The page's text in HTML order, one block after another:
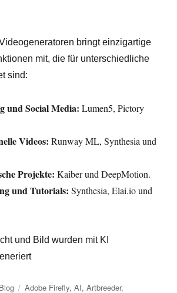
bringt einzigartige
mit, die für unterschiedliche
sind:
und Social Media: Lumen5, Pictory
Videos: Runway ML, Synthesia und
Projekte: Kaiber und DeepMotion.
und Tutorials: Synthesia, Elai.io und
und Bild wurden mit KI
Kategorien
Blog Schlagwörter
Adobe Firefly,AI,Artbreeder,